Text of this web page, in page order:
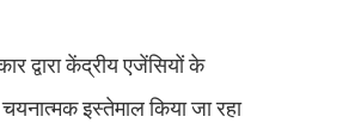
द्वारा केंद्रीय एजेंसियों के
इस्तेमाल किया जा रहा